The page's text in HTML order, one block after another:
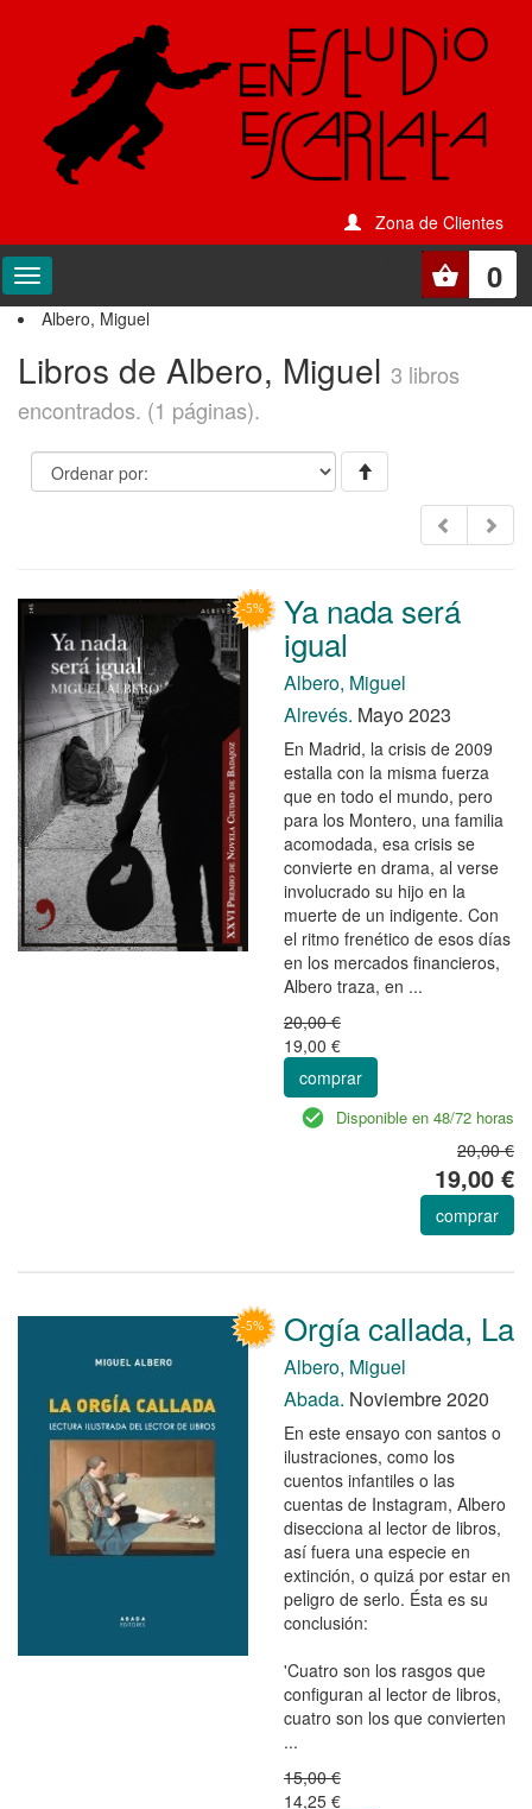
Zona de Clientes
0
Albero, Miguel
Libros de Albero, Miguel 3 libros
encontrados. (1 páginas).
Ya nada será
igual
Albero, Miguel
Alrevés. Mayo 2023
En Madrid, la crisis de 2009
estalla con la misma fuerza
que en todo el mundo, pero
para los Montero, una familia
acomodada, esa crisis se
convierte en drama, al verse
involucrado su hijo en la
muerte de un indigente. Con
el ritmo frenético de esos días
en los mercados financieros,
Albero traza, en ...
20,00 €
19,00 €
comprar
Disponible en 48/72 horas
20,00 €
19,00 €
comprar
Orgía callada, La
Albero, Miguel
Abada. Noviembre 2020
En este ensayo con santos o
ilustraciones, como los
cuentos infantiles o las
cuentas de Instagram, Albero
disecciona al lector de libros,
así fuera una especie en
extinción, o quizá por estar en
peligro de serlo. Ésta es su
conclusión:
'Cuatro son los rasgos que
configuran al lector de libros,
cuatro son los que convierten
...
15,00 €
14,25 €